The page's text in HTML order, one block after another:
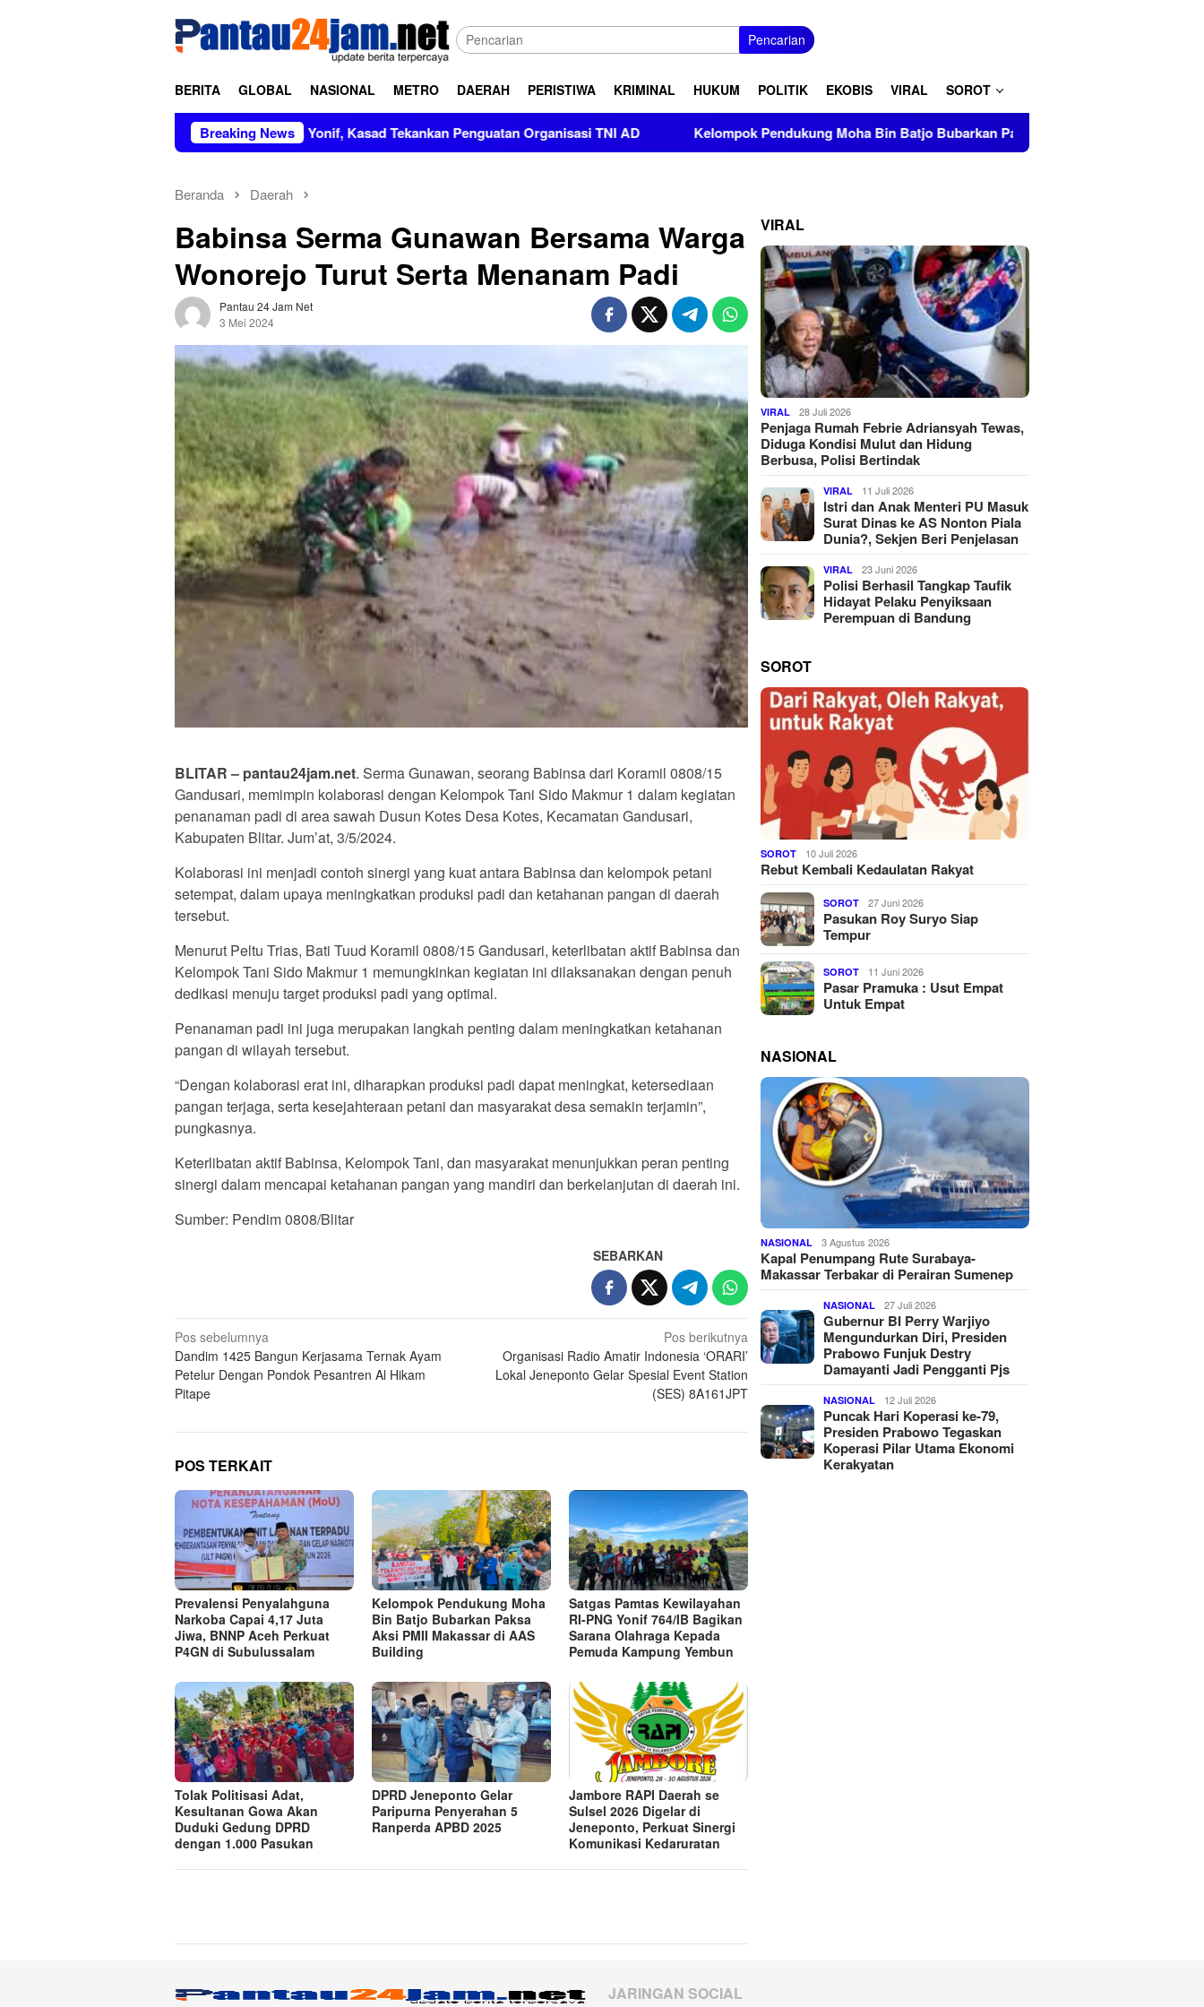
Pencarian
BERITA GLOBAL NASIONAL METRO DAERAH PERISTIWA KRIMINAL HUKUM POLITIK EKOBIS VIRAL SOROT
Breaking News
Sertijab dan Alih Kodal Tiga Yonif, Kasad Tekankan Penguatan Organisasi TNI AD Kelompok Pendukung Moha Bin Batjo Bubarkan Paksa Aksi PMII Makassar di AAS Building
Beranda Daerah
Babinsa Serma Gunawan Bersama Warga
Wonorejo Turut Serta Menanam Padi
Pantau 24 Jam Net
3 Mei 2024
BLITAR – pantau24jam.net. Serma Gunawan, seorang Babinsa dari Koramil 0808/15
Gandusari, memimpin kolaborasi dengan Kelompok Tani Sido Makmur 1 dalam kegiatan
penanaman padi di area sawah Dusun Kotes Desa Kotes, Kecamatan Gandusari,
Kabupaten Blitar. Jum’at, 3/5/2024.
Kolaborasi ini menjadi contoh sinergi yang kuat antara Babinsa dan kelompok petani
setempat, dalam upaya meningkatkan produksi padi dan ketahanan pangan di daerah
tersebut.
Menurut Peltu Trias, Bati Tuud Koramil 0808/15 Gandusari, keterlibatan aktif Babinsa dan
Kelompok Tani Sido Makmur 1 memungkinkan kegiatan ini dilaksanakan dengan penuh
dedikasi menuju target produksi padi yang optimal.
Penanaman padi ini juga merupakan langkah penting dalam meningkatkan ketahanan
pangan di wilayah tersebut.
“Dengan kolaborasi erat ini, diharapkan produksi padi dapat meningkat, ketersediaan
pangan terjaga, serta kesejahteraan petani dan masyarakat desa semakin terjamin”,
pungkasnya.
Keterlibatan aktif Babinsa, Kelompok Tani, dan masyarakat menunjukkan peran penting
sinergi dalam mencapai ketahanan pangan yang mandiri dan berkelanjutan di daerah ini.
Sumber: Pendim 0808/Blitar
SEBARKAN
Navigasi
pos
Pos sebelumnya
Dandim 1425 Bangun Kerjasama Ternak Ayam
Petelur Dengan Pondok Pesantren Al Hikam
Pitape
Pos berikutnya
Organisasi Radio Amatir Indonesia ‘ORARI’
Lokal Jeneponto Gelar Spesial Event Station
(SES) 8A161JPT
POS TERKAIT
Prevalensi Penyalahguna
Narkoba Capai 4,17 Juta
Jiwa, BNNP Aceh Perkuat
P4GN di Subulussalam
Kelompok Pendukung Moha
Bin Batjo Bubarkan Paksa
Aksi PMII Makassar di AAS
Building
Satgas Pamtas Kewilayahan
RI-PNG Yonif 764/IB Bagikan
Sarana Olahraga Kepada
Pemuda Kampung Yembun
Tolak Politisasi Adat,
Kesultanan Gowa Akan
Duduki Gedung DPRD
dengan 1.000 Pasukan
DPRD Jeneponto Gelar
Paripurna Penyerahan 5
Ranperda APBD 2025
Jambore RAPI Daerah se
Sulsel 2026 Digelar di
Jeneponto, Perkuat Sinergi
Komunikasi Kedaruratan
VIRAL
VIRAL 28 Juli 2026
Penjaga Rumah Febrie Adriansyah Tewas,
Diduga Kondisi Mulut dan Hidung
Berbusa, Polisi Bertindak
VIRAL 11 Juli 2026
Istri dan Anak Menteri PU Masuk
Surat Dinas ke AS Nonton Piala
Dunia?, Sekjen Beri Penjelasan
VIRAL 23 Juni 2026
Polisi Berhasil Tangkap Taufik
Hidayat Pelaku Penyiksaan
Perempuan di Bandung
SOROT
SOROT 10 Juli 2026
Rebut Kembali Kedaulatan Rakyat
SOROT 27 Juni 2026
Pasukan Roy Suryo Siap
Tempur
SOROT 11 Juni 2026
Pasar Pramuka : Usut Empat
Untuk Empat
NASIONAL
NASIONAL 3 Agustus 2026
Kapal Penumpang Rute Surabaya-
Makassar Terbakar di Perairan Sumenep
NASIONAL 27 Juli 2026
Gubernur BI Perry Warjiyo
Mengundurkan Diri, Presiden
Prabowo Funjuk Destry
Damayanti Jadi Pengganti Pjs
NASIONAL 12 Juli 2026
Puncak Hari Koperasi ke-79,
Presiden Prabowo Tegaskan
Koperasi Pilar Utama Ekonomi
Kerakyatan
JARINGAN SOCIAL